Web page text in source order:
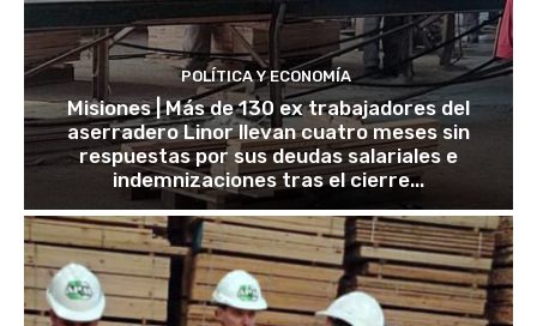
POLÍTICA Y ECONOMÍA
Misiones | Más de 130 ex trabajadores del
aserradero Linor llevan cuatro meses sin
respuestas por sus deudas salariales e
indemnizaciones tras el cierre...